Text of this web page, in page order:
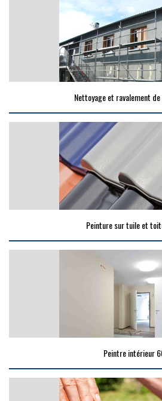
Nettoyage et ravalement
Peinture sur tuile et
Peintre intérieur